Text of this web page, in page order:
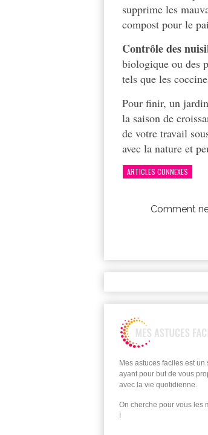
supprime les
compost pour le
Contrôle des
biologique ou des
tels que les
Pour finir, un
la saison de
de votre travail
avec la nature et
ARTICLES CONNEXES
Comment
Mes astuces faciles est un
ayant pour but de vous
avec la vie quotidienne.
On cherche pour vous les
!